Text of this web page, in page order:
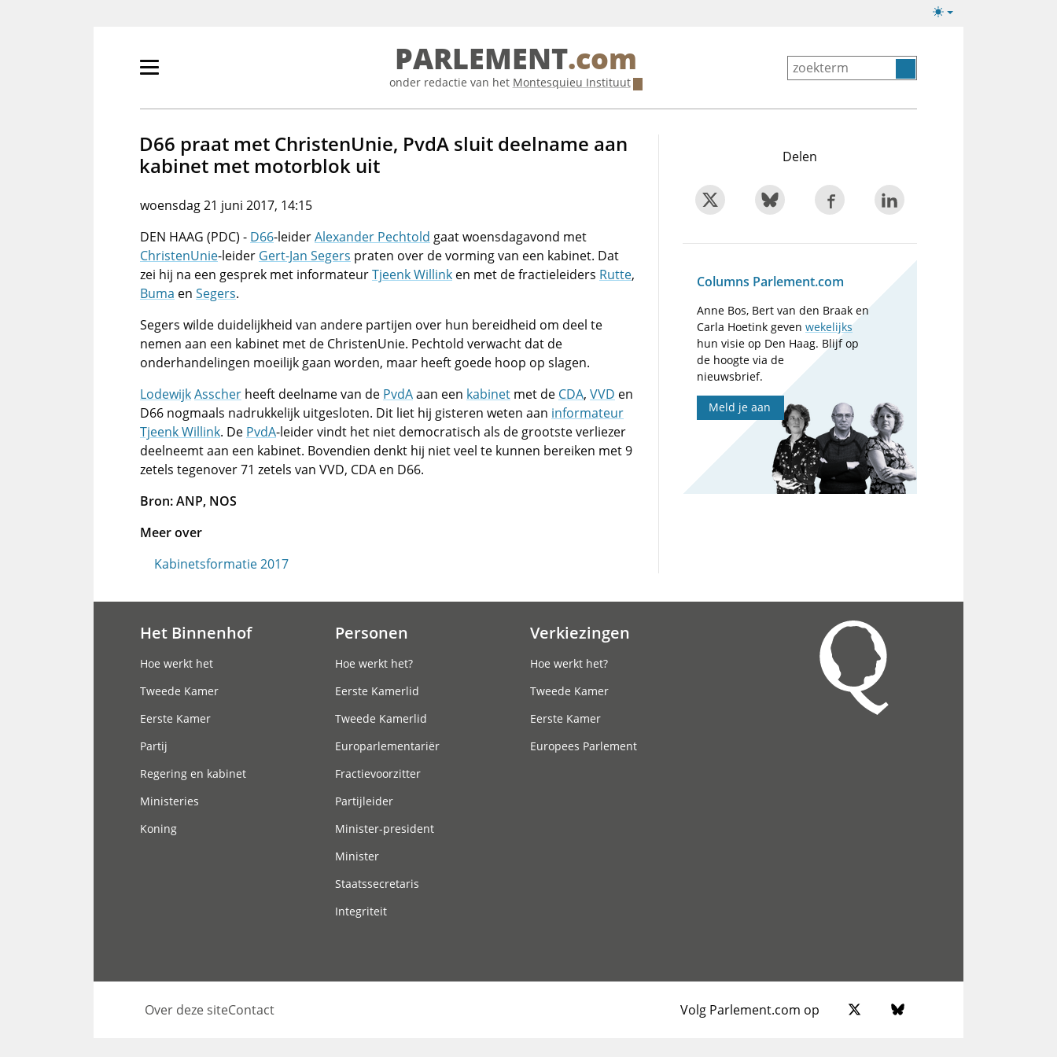
Lichte/donkere
Primair
tonen/verbergen
PARLEMENT.com
onder redactie van het Montesquieu Instituut
D66 praat met ChristenUnie, PvdA sluit deelname aan
kabinet met motorblok uit
woensdag 21 juni 2017, 14:15
DEN HAAG (PDC) - D66-leiderAlexander Pechtold gaat woensdagavond met
ChristenUnie-leider Gert-Jan Segers praten over de vorming van een kabinet. Dat
zei hij na een gesprek met informateurTjeenk Willink en met de fractieleiders Rutte,
Buma en Segers.
Segers wilde duidelijkheid van andere partijen over hun bereidheid om deel te
nemen aan een kabinet met de ChristenUnie. Pechtold verwacht dat de
onderhandelingen moeilijk gaan worden, maar heeft goede hoop op slagen.
LodewijkAsscher heeft deelname van de PvdAaan een kabinet met de CDA, VVD en
D66 nogmaals nadrukkelijk uitgesloten. Dit liet hij gisteren weten aan informateur
Tjeenk Willink. De PvdA-leider vindt het niet democratisch als de grootste verliezer
deelneemt aan een kabinet. Bovendien denkt hij niet veel te kunnen bereiken met 9
zetels tegenover 71 zetels van VVD, CDA en D66.
Bron: ANP, NOS
Meer over
Kabinetsformatie 2017
Delen
Columns Parlement.com
Anne Bos, Bert van den Braak en
Carla Hoetink gevenwekelijks
hun visie op Den Haag. Blijf op
de hoogte via de
nieuwsbrief.
Meld je aan
Het Binnenhof
Hoe werkt het
Tweede Kamer
Eerste Kamer
Partij
Regering en kabinet
Ministeries
Koning
Personen
Hoe werkt het?
Eerste Kamerlid
Tweede Kamerlid
Europarlementariër
Fractievoorzitter
Partijleider
Minister-president
Minister
Staatssecretaris
Integriteit
Verkiezingen
Hoe werkt het?
Tweede Kamer
Eerste Kamer
Europees Parlement
Over deze siteContact Volg Parlement.com op